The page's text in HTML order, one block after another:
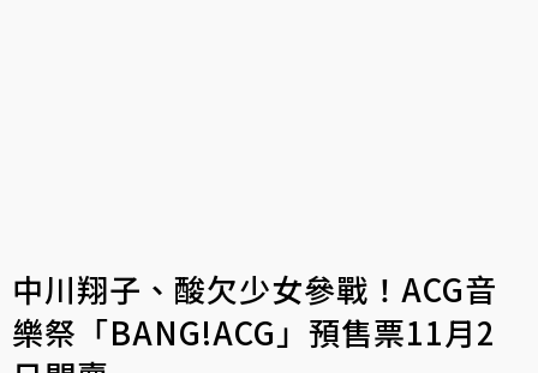
中川翔子、酸欠少女參戰！ACG音
樂祭「BANG!ACG」預售票11月2